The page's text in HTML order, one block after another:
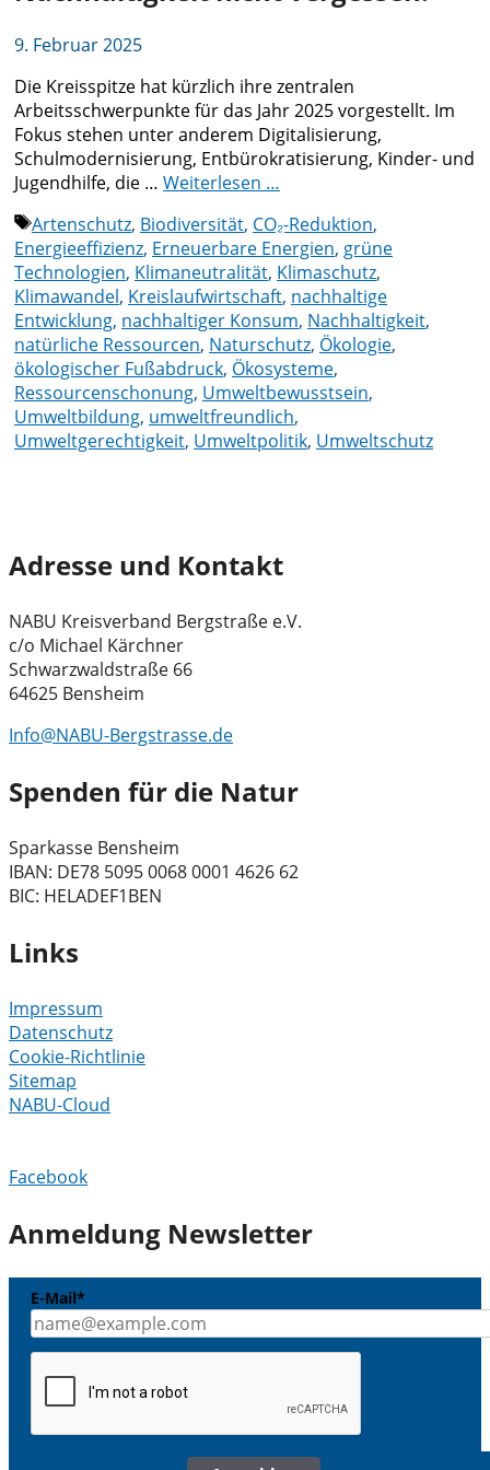
9. Februar 2025
Die Kreisspitze hat kürzlich ihre zentralen
Arbeitsschwerpunkte für das Jahr 2025 vorgestellt. Im
Fokus stehen unter anderem Digitalisierung,
Schulmodernisierung, Entbürokratisierung, Kinder- und
Jugendhilfe, die … Weiterlesen …
Schlagwörter
Artenschutz, Biodiversität, CO₂-Reduktion,
Energieeffizienz, Erneuerbare Energien, grüne
Technologien, Klimaneutralität, Klimaschutz,
Klimawandel, Kreislaufwirtschaft, nachhaltige
Entwicklung, nachhaltiger Konsum, Nachhaltigkeit,
natürliche Ressourcen, Naturschutz, Ökologie,
ökologischer Fußabdruck, Ökosysteme,
Ressourcenschonung, Umweltbewusstsein,
Umweltbildung, umweltfreundlich,
Umweltgerechtigkeit, Umweltpolitik, Umweltschutz
Adresse und Kontakt
NABU Kreisverband Bergstraße e.V.
c/o Michael Kärchner
Schwarzwaldstraße 66
64625 Bensheim
Info@NABU-Bergstrasse.de
Spenden für die Natur
Sparkasse Bensheim
IBAN: DE78 5095 0068 0001 4626 62
BIC: HELADEF1BEN
Links
Impressum
Datenschutz
Cookie-Richtlinie
Sitemap
NABU-Cloud
Facebook
Anmeldung Newsletter
E-Mail*